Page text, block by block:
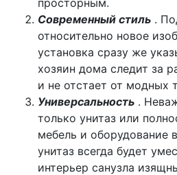
Современный стиль .
относительно новое
установка сразу же
хозяин дома следит за
и не отстает от модных
Универсальность .
только унитаз или
мебель и оборудование
унитаз всегда будет
интерьер санузла